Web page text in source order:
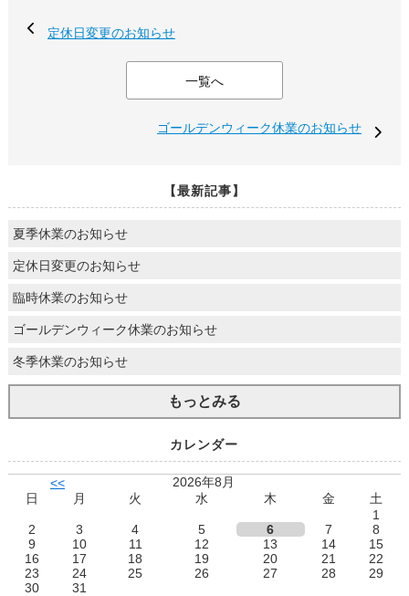
定休日変更のお知らせ
一覧へ
ゴールデンウィーク休業のお知らせ
【最新記事】
夏季休業のお知らせ
定休日変更のお知らせ
臨時休業のお知らせ
ゴールデンウィーク休業のお知らせ
冬季休業のお知らせ
もっとみる
カレンダー
<<
2026年8月
日
月 火 水 木 金
土
1
2
3 4 5 6 7
8
9
10 11 12 13 14
15
16
17 18 19 20 21
22
23
24 25 26 27 28
29
30
31